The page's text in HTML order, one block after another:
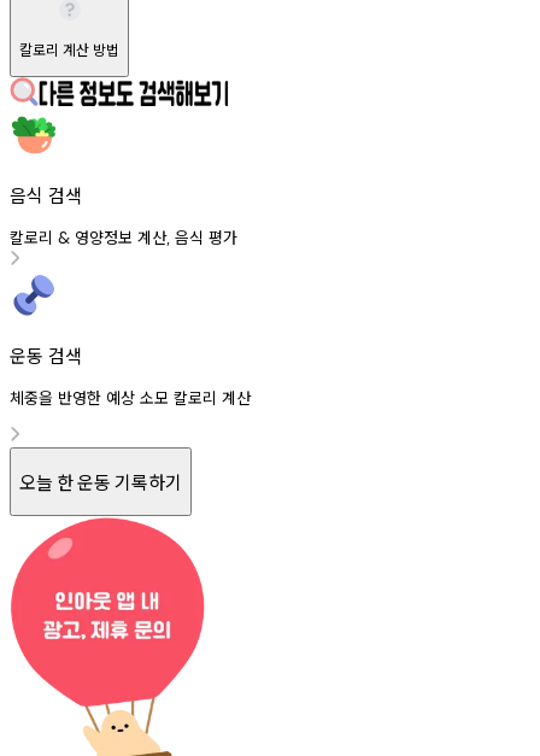
칼로리 계산 방법
음식 검색
칼로리 & 영양정보 계산, 음식 평가
운동 검색
체중을 반영한 예상 소모 칼로리 계산
오늘 한 운동 기록하기